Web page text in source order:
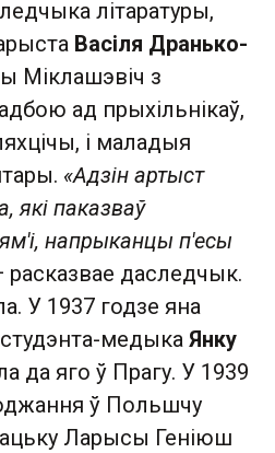
літаратуры,
Васіля Дранько-
Міклашэвіч з
ад прыхільнікаў,
і маладыя
«Адзін артыст
які паказваў
напрыканцы п'есы
расказвае даследчык.
У 1937 годзе яна
медыка Янку
да яго ў Прагу. У 1939
ў Польшчу
Ларысы Геніюш